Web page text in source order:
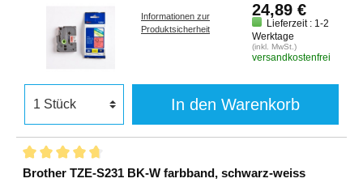
Informationen zur
Produktsicherheit
24,89 €
Lieferzeit : 1-2
Werktage
(inkl. MwSt.)
versandkostenfrei
In den Warenkorb
Brother TZE-S231 BK-W farbband, schwarz-weiss